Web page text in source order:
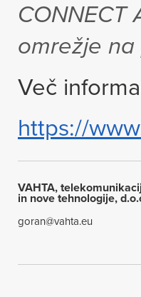
omrežje
Več
https://
VAHTA,
in nove tehnologije,
goran@vahta.eu